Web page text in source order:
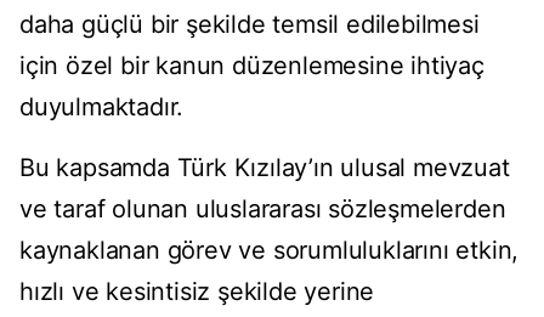
daha güçlü bir şekilde temsil edilebilmesi
için özel bir kanun düzenlemesine ihtiyaç
duyulmaktadır.
Bu kapsamda Türk Kızılay’ın ulusal mevzuat
ve taraf olunan uluslararası sözleşmelerden
kaynaklanan görev ve sorumluluklarını etkin,
hızlı ve kesintisiz şekilde yerine